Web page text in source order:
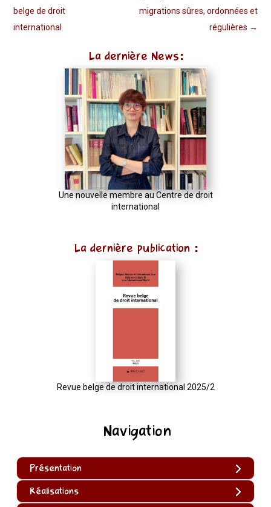
Navigation
Présentation
Réalisations
belge de droit
international
migrations sûres, ordonnées et
régulières →
La dernière News:
Une nouvelle membre au Centre de droit
international
La dernière publication :
Revue belge de droit international 2025/2